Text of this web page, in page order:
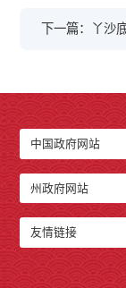
下一篇：丫沙
中国政府网站
州政府网站
友情链接